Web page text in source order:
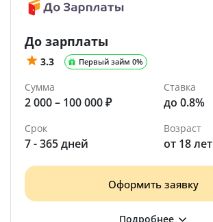
До зарплаты
3.3 Первый займ 0%
Сумма
2 000 – 100 000 ₽
Ставка
до 0.8%
Срок
7 - 365 дней
Возраст
от 18 лет
Оформить заявку